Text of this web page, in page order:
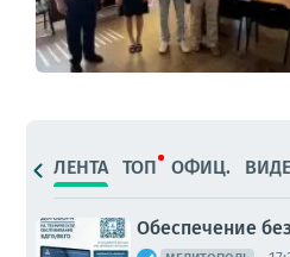
ЛЕНТА ТОП ОФИЦ.
Обеспечение